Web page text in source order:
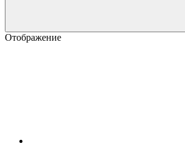
Отображение